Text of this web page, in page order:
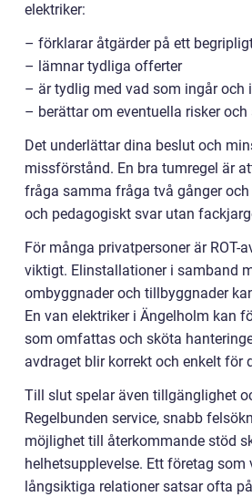
elektriker:
– förklarar åtgärder på ett
– lämnar tydliga offerter
– är tydlig med vad som ingår och
– berättar om eventuella risker
Det underlättar dina beslut och
missförstånd. En bra tumregel är
fråga samma fråga två gånger
och pedagogiskt svar utan
För många privatpersoner är ROT-
viktigt. Elinstallationer i samband
ombyggnader och tillbyggnader
En van elektriker i Ängelholm kan
som omfattas och sköta
avdraget blir korrekt och enkelt för
Till slut spelar även tillgänglighet
Regelbunden service, snabb
möjlighet till återkommande stöd
helhetsupplevelse. Ett företag som
långsiktiga relationer satsar ofta